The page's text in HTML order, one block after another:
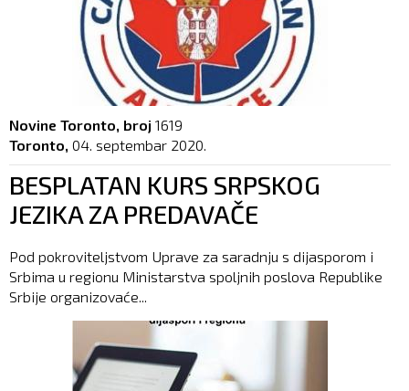
Novine Toronto, broj 1619
Toronto, 04. septembar 2020.
BESPLATAN KURS SRPSKOG
JEZIKA ZA PREDAVAČE
Pod pokroviteljstvom Uprave za saradnju s dijasporom i
Srbima u regionu Ministarstva spoljnih poslova Republike
Srbije organizovaće...